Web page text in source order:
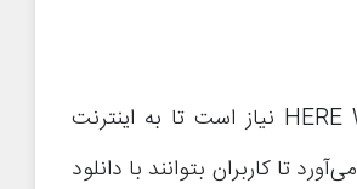
توجه داشته باشید که به منظور استفاده از برنامه HERE WeGo نیاز است تا به اینترنت
تا کاربران بتوانند با دانلود